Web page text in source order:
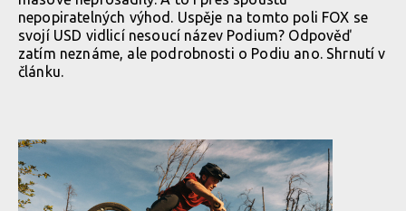
nepopiratelných výhod. Uspěje na tomto poli FOX se
svojí USD vidlicí nesoucí název Podium? Odpověď
zatím neznáme, ale podrobnosti o Podiu ano. Shrnutí v
článku.